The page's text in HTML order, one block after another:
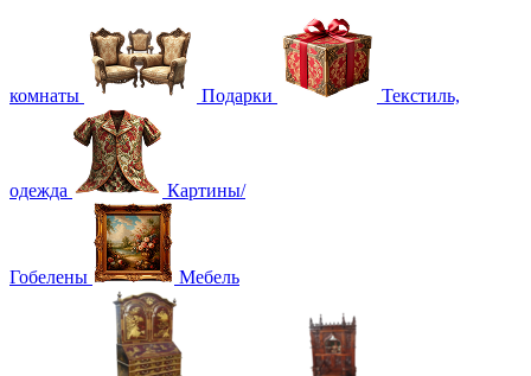
комнаты Подарки Текстиль,
одежда Картины/
Гобелены Мебель